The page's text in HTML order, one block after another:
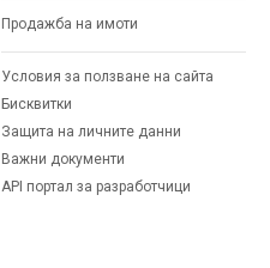
Продажба на имоти
Условия за ползване на сайта
Бисквитки
Защита на личните данни
Важни документи
API портал за разработчици